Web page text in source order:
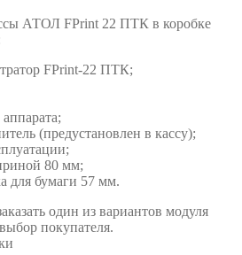
АТОЛ FPrint 22 ПТК в коробке
FPrint-22 ПТК;
(предустановлен в кассу);
80 мм;
для бумаги 57 мм.
один из вариантов модуля
покупателя.